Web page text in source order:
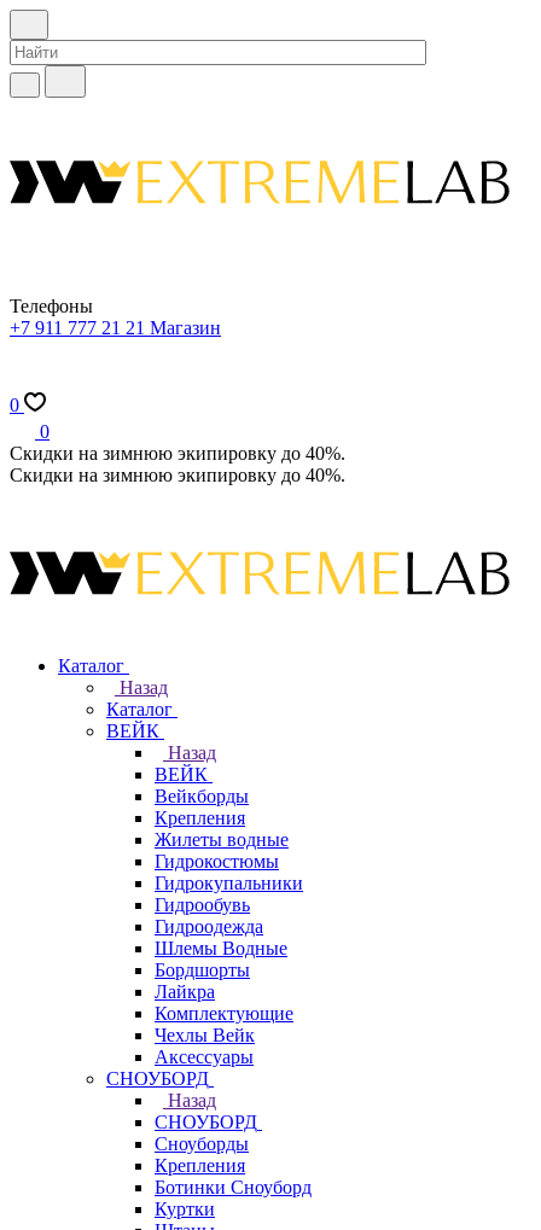
Телефоны
+7 911 777 21 21 Магазин
0
0
Скидки на зимнюю экипировку до 40%.
Скидки на зимнюю экипировку до 40%.
Каталог
Назад
Каталог
ВЕЙК
Назад
ВЕЙК
Вейкборды
Крепления
Жилеты водные
Гидрокостюмы
Гидрокупальники
Гидрообувь
Гидроодежда
Шлемы Водные
Бордшорты
Лайкра
Комплектующие
Чехлы Вейк
Аксессуары
СНОУБОРД
Назад
СНОУБОРД
Сноуборды
Крепления
Ботинки Сноуборд
Куртки